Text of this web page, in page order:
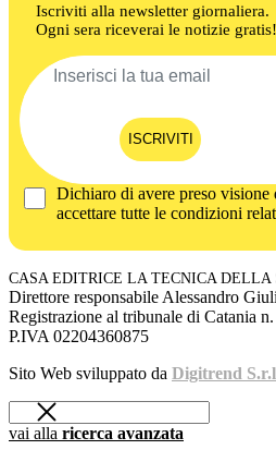
Iscriviti alla newsletter giornaliera.
Ogni sera riceverai le notizie gratis!
ISCRIVITI
Dichiaro di avere preso visione
accettare tutte le condizioni
CASA EDITRICE LA TECNICA DELLA
Direttore responsabile Alessandro
Registrazione al tribunale di Catania
P.IVA 02204360875
Sito Web sviluppato da Digitrend
vai alla ricerca avanzata